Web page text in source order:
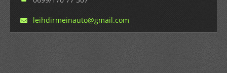
leihdirmeinauto@gmail.com